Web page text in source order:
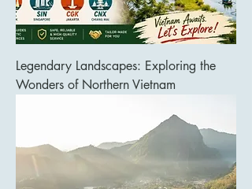
Legendary Landscapes: Exploring the
Wonders of Northern Vietnam